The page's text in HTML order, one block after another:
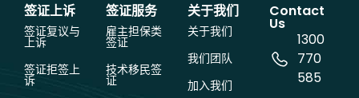
签证上诉
签证复议与
上诉
签证拒签上
诉
签证服务
雇主担保类
签证
技术移民签
证
关于我们
关于我们
我们团队
加入我们
Contact
Us
1300
770
585